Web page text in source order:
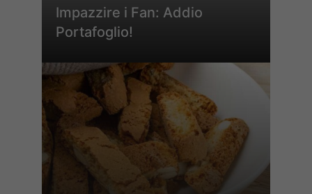
Impazzire i Fan: Addio
Portafoglio!